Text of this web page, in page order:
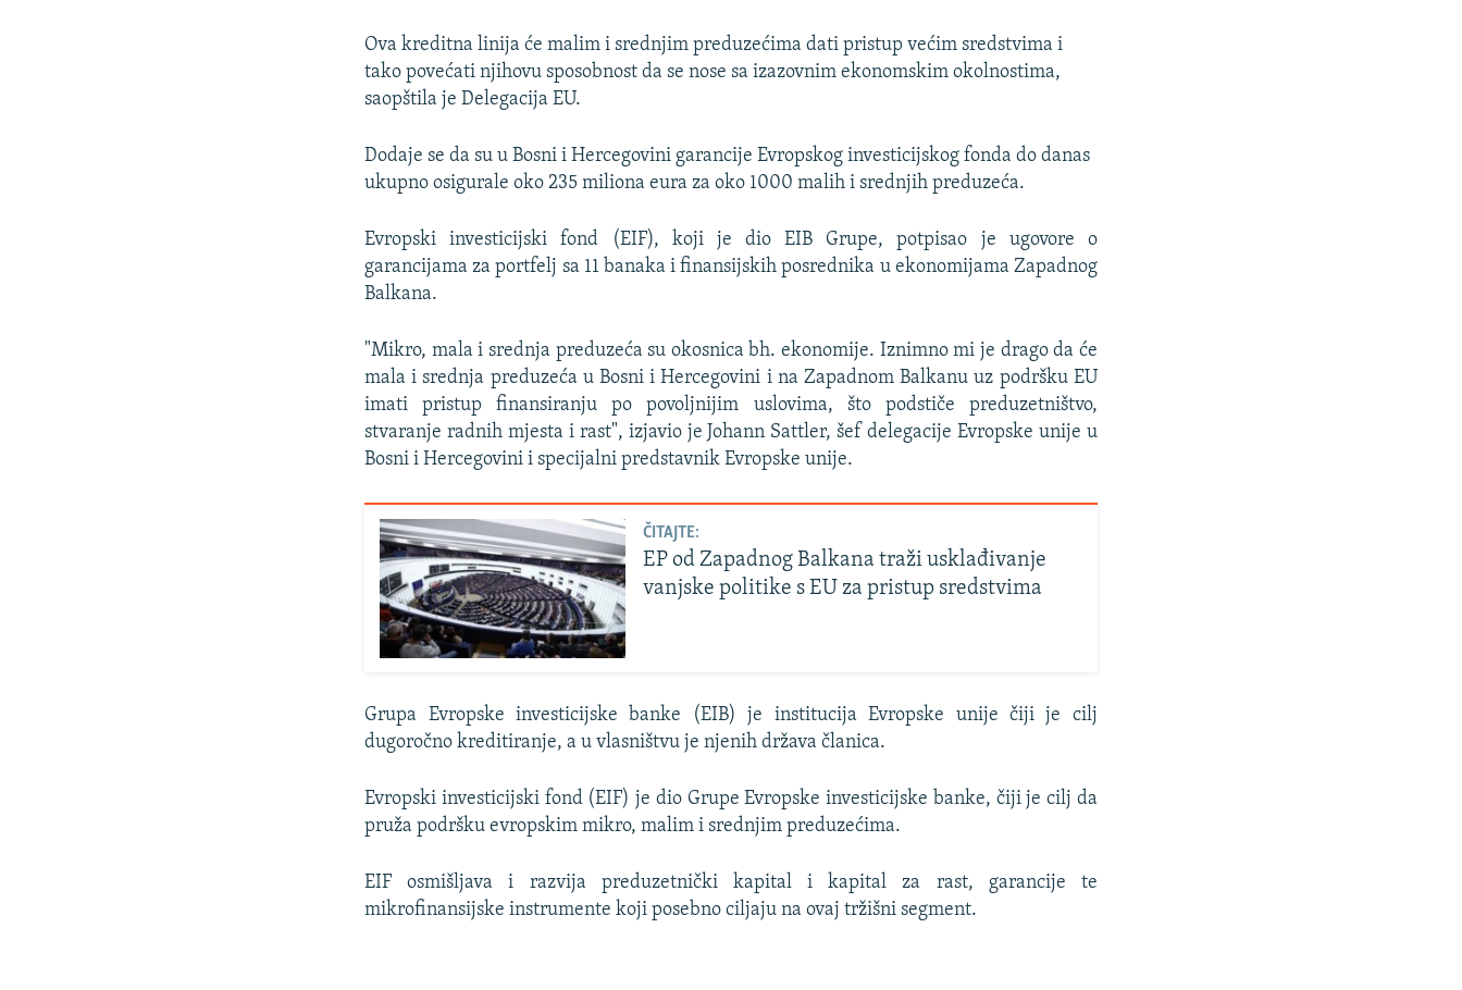
Ova kreditna linija će malim i srednjim preduzećima dati pristup većim sredstvima i
tako povećati njihovu sposobnost da se nose sa izazovnim ekonomskim okolnostima,
saopštila je Delegacija EU.
Dodaje se da su u Bosni i Hercegovini garancije Evropskog investicijskog fonda do danas
ukupno osigurale oko 235 miliona eura za oko 1000 malih i srednjih preduzeća.
Evropski investicijski fond (EIF), koji je dio EIB Grupe, potpisao je ugovore o
garancijama za portfelj sa 11 banaka i finansijskih posrednika u ekonomijama Zapadnog
Balkana.
"Mikro, mala i srednja preduzeća su okosnica bh. ekonomije. Iznimno mi je drago da će
mala i srednja preduzeća u Bosni i Hercegovini i na Zapadnom Balkanu uz podršku EU
imati pristup finansiranju po povoljnijim uslovima, što podstiče preduzetništvo,
stvaranje radnih mjesta i rast", izjavio je Johann Sattler, šef delegacije Evropske unije u
Bosni i Hercegovini i specijalni predstavnik Evropske unije.
ČITAJTE:
EP od Zapadnog Balkana traži usklađivanje
vanjske politike s EU za pristup sredstvima
Grupa Evropske investicijske banke (EIB) je institucija Evropske unije čiji je cilj
dugoročno kreditiranje, a u vlasništvu je njenih država članica.
Evropski investicijski fond (EIF) je dio Grupe Evropske investicijske banke, čiji je cilj da
pruža podršku evropskim mikro, malim i srednjim preduzećima.
EIF osmišljava i razvija preduzetnički kapital i kapital za rast, garancije te
mikrofinansijske instrumente koji posebno ciljaju na ovaj tržišni segment.